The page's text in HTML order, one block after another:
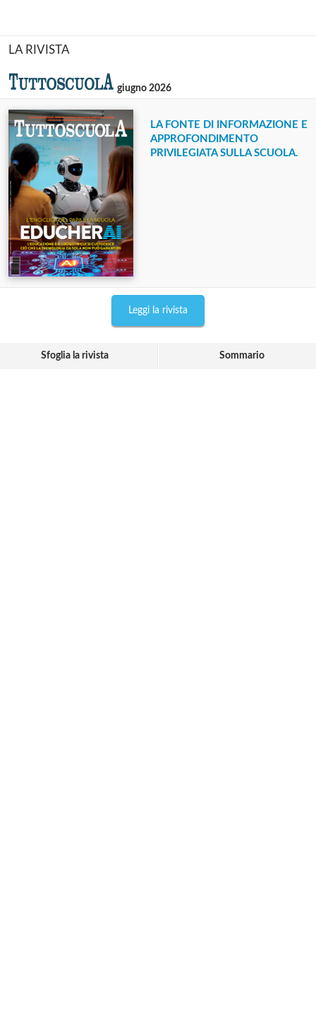
LA RIVISTA
giugno 2026
LA FONTE DI INFORMAZIONE E
APPROFONDIMENTO
PRIVILEGIATA SULLA SCUOLA.
Leggi la rivista
Sfoglia la rivista Sommario